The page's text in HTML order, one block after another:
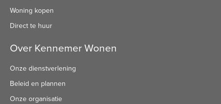
Woning kopen
Direct te huur
Over Kennemer Wonen
Onze dienstverlening
Beleid en plannen
Onze organisatie